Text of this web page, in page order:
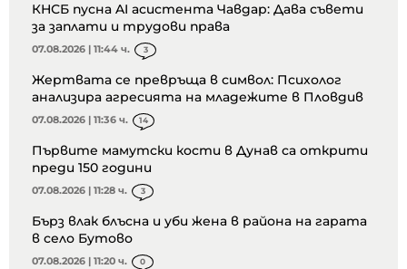
КНСБ пусна AI асистента Чавдар: Дава съвети
за заплати и трудови права
07.08.2026 | 11:44 ч. 3
Жертвата се превръща в символ: Психолог
анализира агресията на младежите в Пловдив
07.08.2026 | 11:36 ч. 14
Първите мамутски кости в Дунав са открити
преди 150 години
07.08.2026 | 11:28 ч. 3
Бърз влак блъсна и уби жена в района на гарата
в село Бутово
07.08.2026 | 11:20 ч. 0